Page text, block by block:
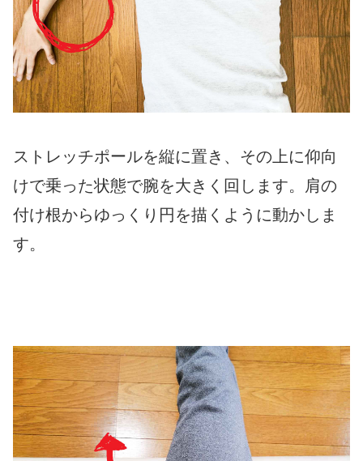
ストレッチポールを縦に置き、その上に仰向
けで乗った状態で腕を大きく回します。肩の
付け根からゆっくり円を描くように動かしま
す。